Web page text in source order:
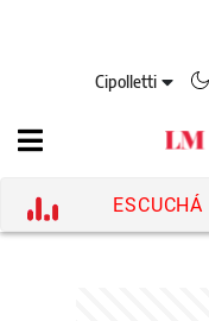
Cipolletti
ESCUCHÁ